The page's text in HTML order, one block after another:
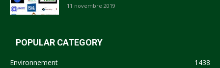
11 novembre 2019
POPULAR CATEGORY
Environnement
1438